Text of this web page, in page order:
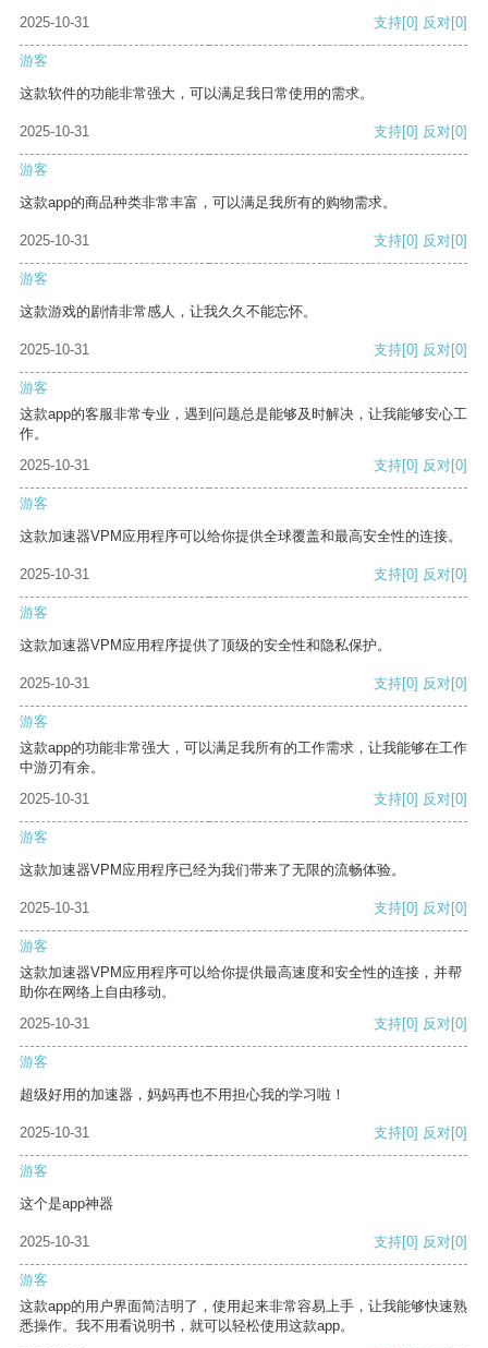
2025-10-31 支持[0] 反对[0]
游客
这款软件的功能非常强大，可以满足我日常使用的需求。
2025-10-31 支持[0] 反对[0]
游客
这款app的商品种类非常丰富，可以满足我所有的购物需求。
2025-10-31 支持[0] 反对[0]
游客
这款游戏的剧情非常感人，让我久久不能忘怀。
2025-10-31 支持[0] 反对[0]
游客
这款app的客服非常专业，遇到问题总是能够及时解决，让我能够安心工
作。
2025-10-31
支持[0] 反对[0]
游客
这款加速器VPM应用程序可以给你提供全球覆盖和最高安全性的连接。
2025-10-31 支持[0] 反对[0]
游客
这款加速器VPM应用程序提供了顶级的安全性和隐私保护。
2025-10-31 支持[0] 反对[0]
游客
这款app的功能非常强大，可以满足我所有的工作需求，让我能够在工作
中游刃有余。
2025-10-31
支持[0] 反对[0]
游客
这款加速器VPM应用程序已经为我们带来了无限的流畅体验。
2025-10-31 支持[0] 反对[0]
游客
这款加速器VPM应用程序可以给你提供最高速度和安全性的连接，并帮
助你在网络上自由移动。
2025-10-31
支持[0] 反对[0]
游客
超级好用的加速器，妈妈再也不用担心我的学习啦！
2025-10-31 支持[0] 反对[0]
游客
这个是app神器
2025-10-31 支持[0] 反对[0]
游客
这款app的用户界面简洁明了，使用起来非常容易上手，让我能够快速熟
悉操作。我不用看说明书，就可以轻松使用这款app。